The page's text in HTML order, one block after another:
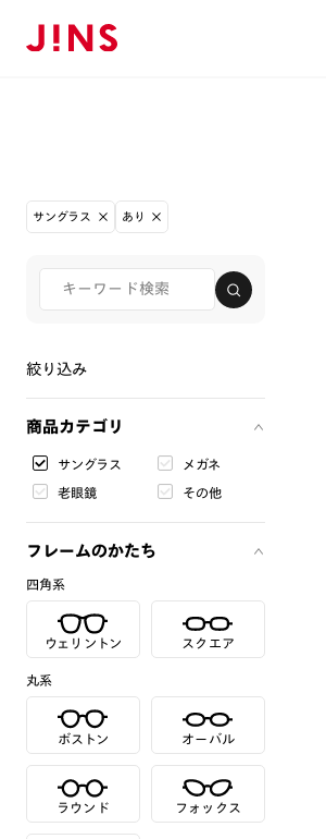
サングラス あり
絞り込み
商品カテゴリ
サングラス メガネ
老眼鏡 その他
フレームのかたち
四角系
ウェリントン スクエア
丸系
ボストン オーバル
ラウンド フォックス